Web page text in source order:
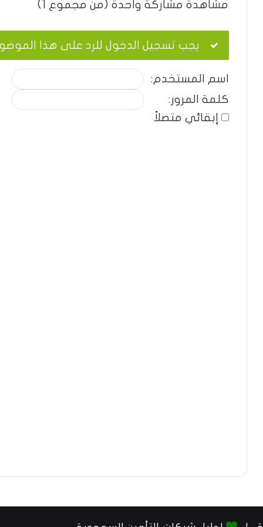
مشاهدة مشاركة واحدة (من مجموع 1)
يجب تسجيل الدخول للرد على هذا
اسم المستخدم:
كلمة المرور:
إبقائي متصلاً